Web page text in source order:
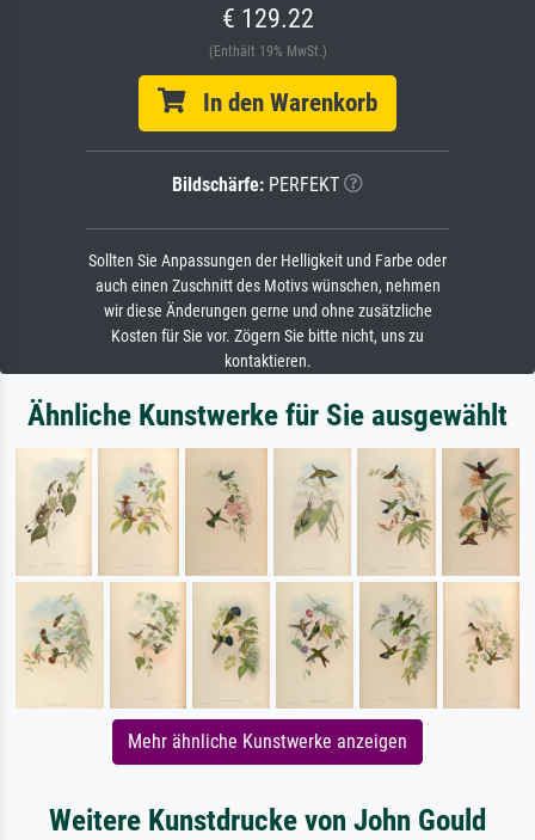
€ 129.22
(Enthält 19% MwSt.)
In den Warenkorb
Bildschärfe: PERFEKT
Sollten Sie Anpassungen der Helligkeit und Farbe oder
auch einen Zuschnitt des Motivs wünschen, nehmen
wir diese Änderungen gerne und ohne zusätzliche
Kosten für Sie vor. Zögern Sie bitte nicht, uns zu
kontaktieren.
Ähnliche Kunstwerke für Sie ausgewählt
Mehr ähnliche Kunstwerke anzeigen
Weitere Kunstdrucke von John Gould